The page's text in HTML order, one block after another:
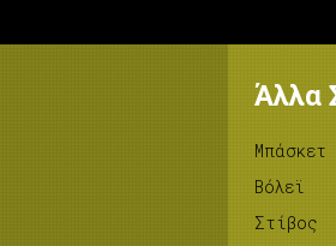
Άλλα
Μπάσκετ
Βόλεϊ
Στίβος